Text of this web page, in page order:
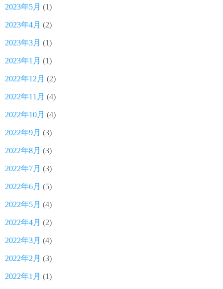
2023年5月 (1)
2023年4月 (2)
2023年3月 (1)
2023年1月 (1)
2022年12月 (2)
2022年11月 (4)
2022年10月 (4)
2022年9月 (3)
2022年8月 (3)
2022年7月 (3)
2022年6月 (5)
2022年5月 (4)
2022年4月 (2)
2022年3月 (4)
2022年2月 (3)
2022年1月 (1)